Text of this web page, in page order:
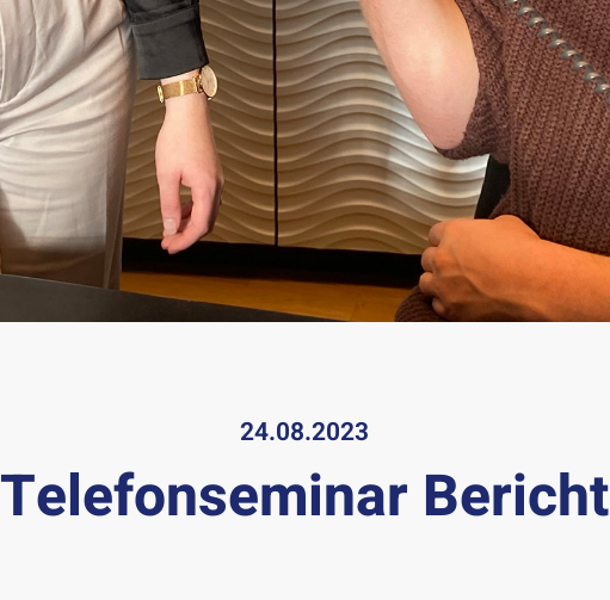
24.08.2023
Telefonseminar Bericht